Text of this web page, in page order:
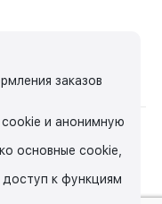
характер и ни
заказов
cookie и анонимную
основные cookie,
доступ к функциям